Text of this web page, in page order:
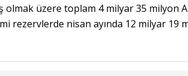
olmak üzere toplam 4 milyar 35 milyon
rezervlerde nisan ayında 12 milyar 19